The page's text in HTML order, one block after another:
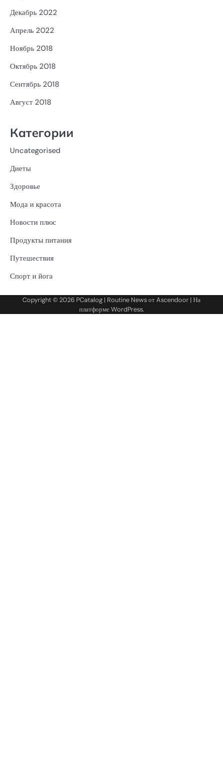
Декабрь 2022
Апрель 2022
Ноябрь 2018
Октябрь 2018
Сентябрь 2018
Август 2018
Категории
Uncategorised
Диеты
Здоровье
Мода и красота
Новости плюс
Продукты питания
Путешествия
Спорт и йога
Copyright © 2026 PCatalog | Routine News отAscendoor | На
платформеWordPress.